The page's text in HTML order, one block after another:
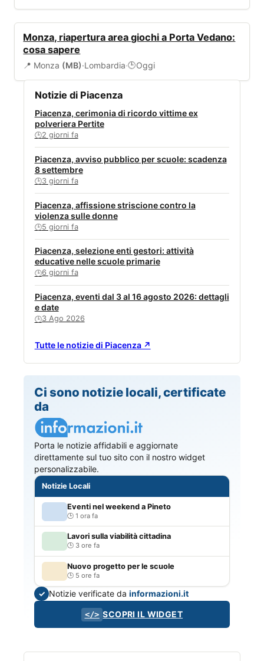
Monza, riapertura area giochi a Porta Vedano:
cosa sapere
📍 Monza (MB)·Lombardia·🕒Oggi
Notizie di Piacenza
Piacenza, cerimonia di ricordo vittime ex
polveriera Pertite
🕒2 giorni fa
Piacenza, avviso pubblico per scuole: scadenza
8 settembre
🕒3 giorni fa
Piacenza, affissione striscione contro la
violenza sulle donne
🕒5 giorni fa
Piacenza, selezione enti gestori: attività
educative nelle scuole primarie
🕒6 giorni fa
Piacenza, eventi dal 3 al 16 agosto 2026: dettagli
e date
🕒3 Ago 2026
Tutte le notizie di Piacenza ↗
Ci sono notizie locali, certificate
da
Porta le notizie affidabili e aggiornate
direttamente sul tuo sito con il nostro widget
personalizzabile.
Notizie Locali
Eventi nel weekend a Pineto
1 ora fa
Lavori sulla viabilità cittadina
3 ore fa
Nuovo progetto per le scuole
5 ore fa
✓ Notizie verificate dainformazioni.it
</> SCOPRI IL WIDGET